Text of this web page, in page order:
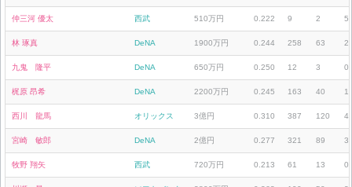
仲三河 優太 西武 510万円 0.222 9 2 5
林 琢真 DeNA 1900万円 0.244 258 63
九鬼 隆平 DeNA 650万円 0.250 12 3 0
梶原 昂希 DeNA 2200万円 0.245 163 40
西川 龍馬 オリックス 3億円 0.310 387 120
宮崎 敏郎 DeNA 2億円 0.277 321 89
牧野 翔矢 西武 720万円 0.213 61 13 0